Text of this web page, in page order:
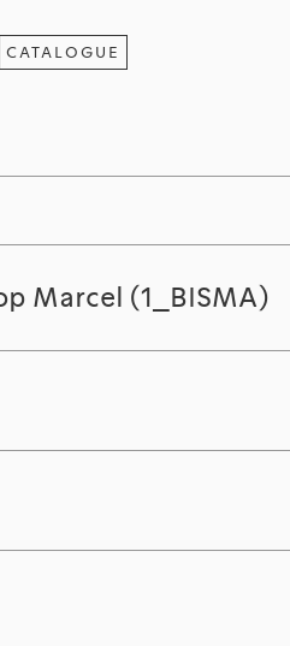
CATALOGUE
Marcel (1_BISMA)